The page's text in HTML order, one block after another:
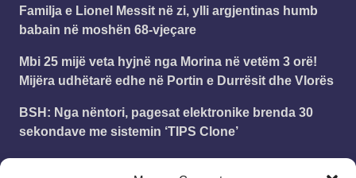
Familja e Lionel Messit në zi, ylli argjentinas humb
babain në moshën 68-vjeçare
Mbi 25 mijë veta hyjnë nga Morina në vetëm 3 orë!
Mijëra udhëtarë edhe në Portin e Durrësit dhe Vlorës
BSH: Nga nëntori, pagesat elektronike brenda 30
sekondave me sistemin ‘TIPS Clone’